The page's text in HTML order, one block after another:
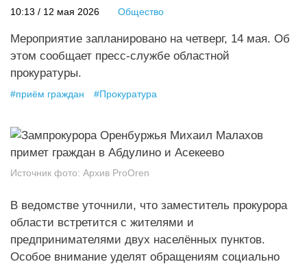
10:13 / 12 мая 2026 Общество
Мероприятие запланировано на четверг, 14 мая. Об
этом сообщает пресс-службе областной
прокуратуры.
#приём граждан #Прокуратура
Источник фото: Архив ProOren
В ведомстве уточнили, что заместитель прокурора
области встретится с жителями и
предпринимателями двух населённых пунктов.
Особое внимание уделят обращениям социально